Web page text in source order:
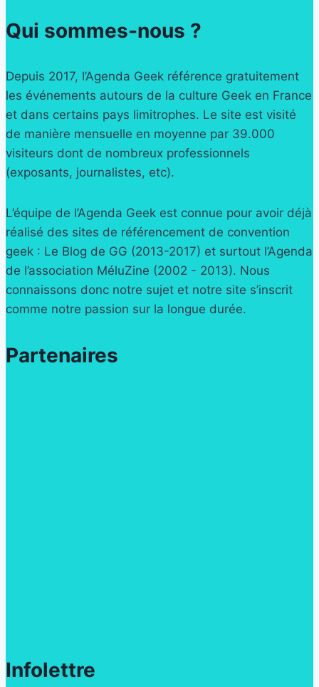
Qui sommes-nous ?
Depuis 2017, l’Agenda Geek référence gratuitement
les événements autours de la culture Geek en France
et dans certains pays limitrophes. Le site est visité
de manière mensuelle en moyenne par 39.000
visiteurs dont de nombreux professionnels
(exposants, journalistes, etc).
L’équipe de l’Agenda Geek est connue pour avoir déjà
réalisé des sites de référencement de convention
geek : Le Blog de GG (2013-2017) et surtout l’Agenda
de l’association MéluZine (2002 - 2013). Nous
connaissons donc notre sujet et notre site s’inscrit
comme notre passion sur la longue durée.
Partenaires
Infolettre